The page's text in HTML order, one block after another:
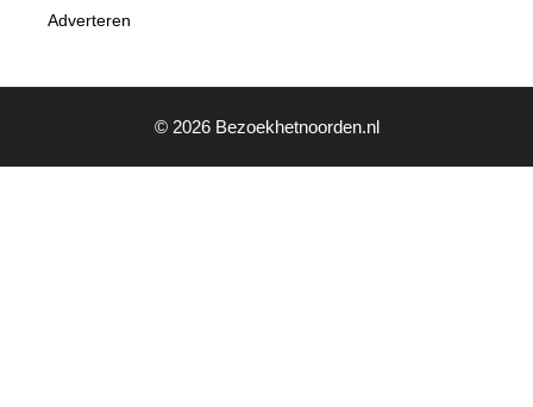
Adverteren
© 2026 Bezoekhetnoorden.nl